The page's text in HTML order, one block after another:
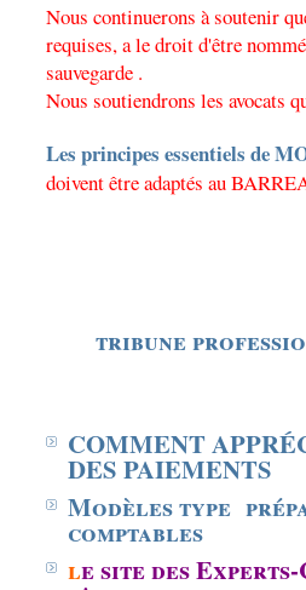
Nous continuerons à soutenir
requises, a le droit d'être
sauvegarde .
Nous soutiendrons les avocats
Les principes essentiels de
doivent être adaptés au
tribune
COMMENT
DES PAIEMENTS
Modèles type
comptables
le site des